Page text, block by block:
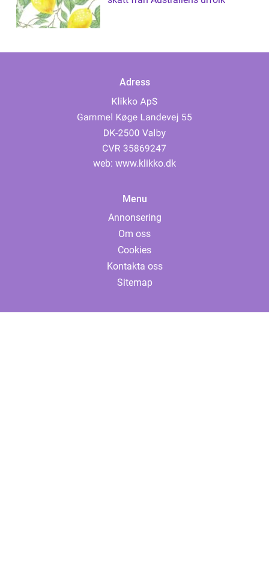
Adress
web: www.klikko.dk
Menu
Annonsering
Om oss
Cookies
Kontakta oss
Sitemap